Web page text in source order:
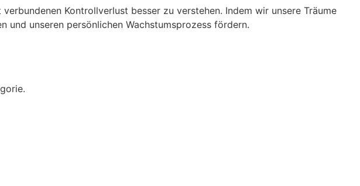
Kontrollverlust besser zu verstehen. Indem wir unsere Träume
und unseren persönlichen Wachstumsprozess fördern.